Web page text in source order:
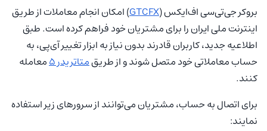
بروکر جی‌تی‌سی اف‌ایکس (GTCFX) امکان انجام معاملات از طریق
اینترنت ملی ایران را برای مشتریان خود فراهم کرده است. طبق
اطلاعیه جدید، کاربران قادرند بدون نیاز به ابزار تغییر آی‌پی، به
حساب معاملاتی خود متصل شوند و از طریقمتاتریدر ۵ معامله
کنند.
برای اتصال به حساب، مشتریان می‌توانند از سرورهای زیر استفاده
نمایند: